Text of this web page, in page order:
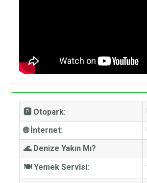
🅿️ Otopark:
🌐 İnternet:
🌊 Denize Yakın Mı?
🍽️ Yemek Servisi: